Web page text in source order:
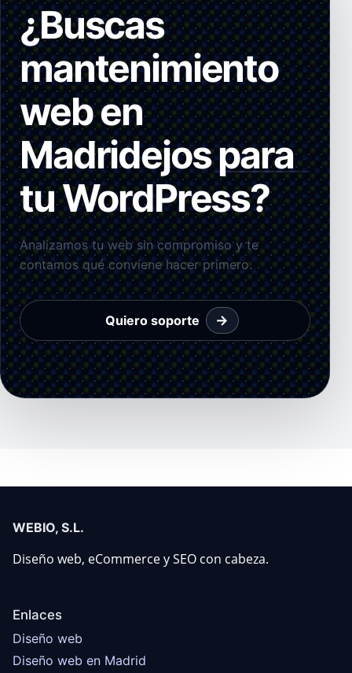
¿Buscas
mantenimiento
web en
Madridejos para
tu WordPress?
Analizamos tu web sin compromiso y te
contamos qué conviene hacer primero.
Quiero soporte →
WEBIO, S.L.
Diseño web, eCommerce y SEO con cabeza.
Enlaces
Diseño web
Diseño web en Madrid